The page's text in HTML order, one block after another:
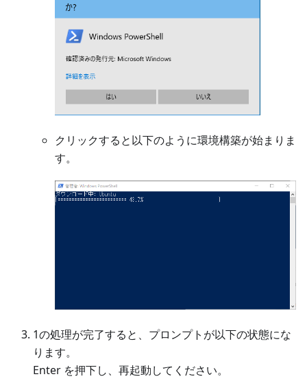
クリックすると以下のように環境構築が始まりま
す。
1の処理が完了すると、プロンプトが以下の状態にな
ります。
Enter を押下し、再起動してください。